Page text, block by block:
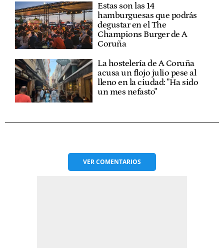
Estas son las 14
hamburguesas que podrás
degustar en el The
Champions Burger de A
Coruña
La hostelería de A Coruña
acusa un flojo julio pese al
lleno en la ciudad: "Ha sido
un mes nefasto"
VERCOMENTARIOS